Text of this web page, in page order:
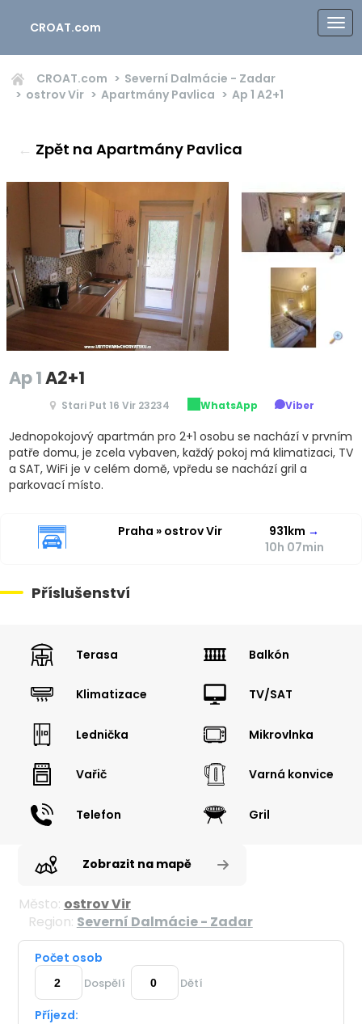
CROAT.com
CROAT.com
Severní Dalmácie - Zadar
ostrov Vir
Apartmány Pavlica Ap 1 A2+1
← Zpět na Apartmány Pavlica
Ap 1A2+1
Stari Put 16 Vir 23234 WhatsApp Viber
Jednopokojový apartmán pro 2+1 osobu se nachází v prvním
patře domu, je zcela vybaven, každý pokoj má klimatizaci, TV
a SAT, WiFi je v celém domě, vpředu se nachází gril a
parkovací místo.
Praha » ostrov Vir 931km →
10h 07min
Příslušenství
Terasa Balkón
Klimatizace TV/SAT
Lednička Mikrovlnka
Vařič Varná konvice
Telefon Gril
Zobrazit na mapě
Město: ostrov Vir
Region: Severní Dalmácie - Zadar
Počet osob
Dospělí Dětí
Příjezd: